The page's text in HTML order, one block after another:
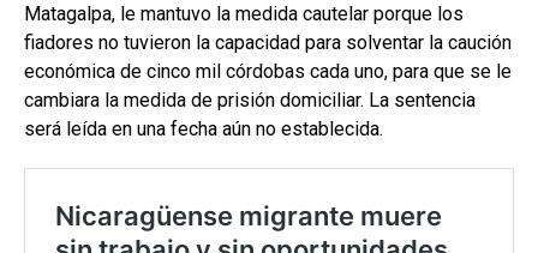
Matagalpa, le mantuvo la medida cautelar porque los
fiadores no tuvieron la capacidad para solventar la caución
económica de cinco mil córdobas cada uno, para que se le
cambiara la medida de prisión domiciliar. La sentencia
será leída en una fecha aún no establecida.